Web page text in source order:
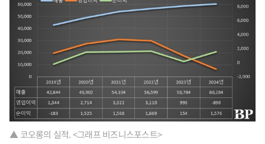
▲ 코오롱의 실적. <그래프 비즈니스포스트>